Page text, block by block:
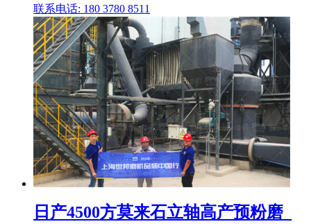
联系电话: 180 3780 8511
日产4500方莫来石立轴高产预粉磨_